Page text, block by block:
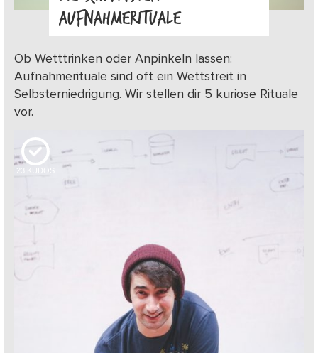
AUFNAHMERITUALE
Ob Wetttrinken oder Anpinkeln lassen:
Aufnahmerituale sind oft ein Wettstreit in
Selbsterniedrigung. Wir stellen dir 5 kuriose Rituale
vor.
23 KUDOS